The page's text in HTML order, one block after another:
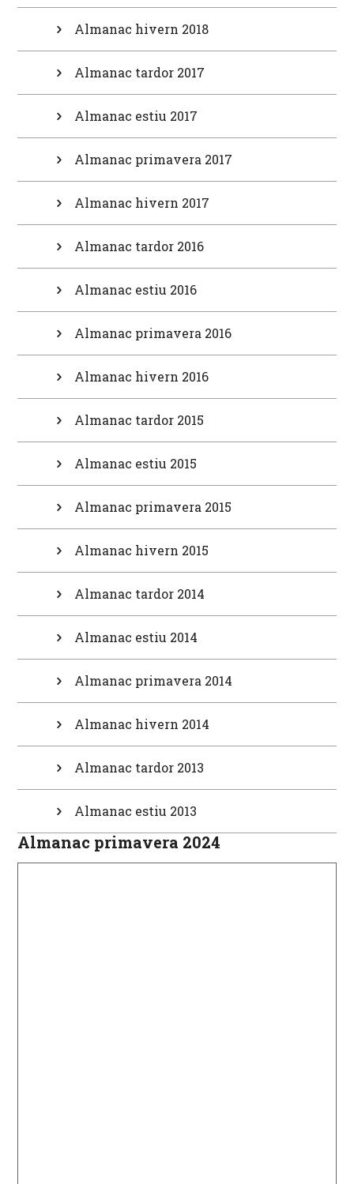
Almanac hivern 2018
Almanac tardor 2017
Almanac estiu 2017
Almanac primavera 2017
Almanac hivern 2017
Almanac tardor 2016
Almanac estiu 2016
Almanac primavera 2016
Almanac hivern 2016
Almanac tardor 2015
Almanac estiu 2015
Almanac primavera 2015
Almanac hivern 2015
Almanac tardor 2014
Almanac estiu 2014
Almanac primavera 2014
Almanac hivern 2014
Almanac tardor 2013
Almanac estiu 2013
Almanac primavera 2024